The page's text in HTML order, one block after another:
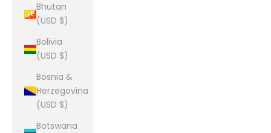
Bhutan
(USD $)
Bolivia
(USD $)
Bosnia &
Herzegovina
(USD $)
Botswana